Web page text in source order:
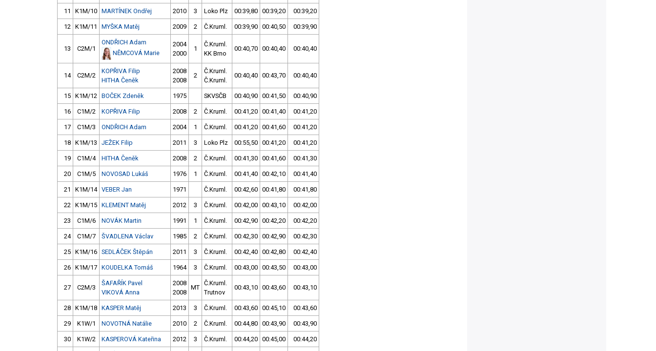
11 K1M/10 MARTÍNEK Ondřej 2010 3 Loko Plz 00:39,80 00:39,20 00:39,20
12 K1M/11 MYŠKA Matěj 2009 2 Č.Kruml. 00:39,90 00:40,50 00:39,90
13 C2M/1
ONDŘICH Adam
NĚMCOVÁ Marie
2004
2000
1
Č.Kruml.
KK Brno
00:40,70 00:40,40 00:40,40
14 C2M/2
KOPŘIVA Filip
HITHA Čeněk
2008
2008
2
Č.Kruml.
Č.Kruml.
00:40,40 00:43,70 00:40,40
15 K1M/12 BOČEK Zdeněk 1975 SKVSČB 00:40,90 00:41,50 00:40,90
16 C1M/2 KOPŘIVA Filip 2008 2 Č.Kruml. 00:41,20 00:41,40 00:41,20
17 C1M/3 ONDŘICH Adam 2004 1 Č.Kruml. 00:41,20 00:41,60 00:41,20
18 K1M/13 JEŽEK Filip 2011 3 Loko Plz 00:55,50 00:41,20 00:41,20
19 C1M/4 HITHA Čeněk 2008 2 Č.Kruml. 00:41,30 00:41,60 00:41,30
20 C1M/5 NOVOSAD Lukáš 1976 1 Č.Kruml. 00:41,40 00:42,10 00:41,40
21 K1M/14 VEBER Jan 1971 Č.Kruml. 00:42,60 00:41,80 00:41,80
22 K1M/15 KLEMENT Matěj 2012 3 Č.Kruml. 00:42,00 00:43,10 00:42,00
23 C1M/6 NOVÁK Martin 1991 1 Č.Kruml. 00:42,90 00:42,20 00:42,20
24 C1M/7 ŠVADLENA Václav 1985 2 Č.Kruml. 00:42,30 00:42,90 00:42,30
25 K1M/16 SEDLÁČEK Štěpán 2011 3 Č.Kruml. 00:42,40 00:42,80 00:42,40
26 K1M/17 KOUDELKA Tomáš 1964 3 Č.Kruml. 00:43,00 00:43,50 00:43,00
27 C2M/3
ŠAFAŘÍK Pavel
VIKOVÁ Anna
2008
2008
MT
Č.Kruml.
Trutnov
00:43,10 00:43,60 00:43,10
28 K1M/18 KASPER Matěj 2013 3 Č.Kruml. 00:43,60 00:45,10 00:43,60
29 K1W/1 NOVOTNÁ Natálie 2010 2 Č.Kruml. 00:44,80 00:43,90 00:43,90
30 K1W/2 KASPEROVÁ Kateřina 2012 3 Č.Kruml. 00:44,20 00:45,00 00:44,20